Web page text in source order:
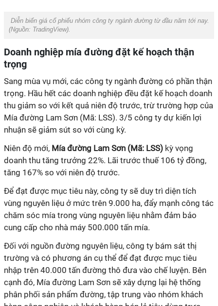
Diễn biến giá cổ phiếu nhóm công ty ngành đường từ đầu năm tới nay.
(Nguồn: TradingView).
Doanh nghiệp mía đường đặt kế hoạch thận
trọng
Sang mùa vụ mới, các công ty ngành đường có phần thận
trọng. Hầu hết các doanh nghiệp đều đặt kế hoạch doanh
thu giảm so với kết quả niên độ trước, trừ trường hợp của
Mía đường Lam Sơn (Mã: LSS). 3/5 công ty dự kiến lợi
nhuận sẽ giảm sút so với cùng kỳ.
Niên độ mới, Mía đường Lam Sơn (Mã: LSS) kỳ vọng
doanh thu tăng trưởng 22%. Lãi trước thuế 106 tỷ đồng,
tăng 167% so với niên độ trước.
Để đạt được mục tiêu này, công ty sẽ duy trì diện tích
vùng nguyên liệu ở mức trên 9.000 ha, đẩy mạnh công tác
chăm sóc mía trong vùng nguyên liệu nhằm đảm bảo
cung cấp cho nhà máy 500.000 tấn mía.
Đối với nguồn đường nguyên liệu, công ty bám sát thị
trường và có phương án cụ thể để đạt được mục tiêu
nhập trên 40.000 tấn đường thô đưa vào chế luyện. Bên
cạnh đó, Mía đường Lam Sơn sẽ xây dựng lại hệ thống
phân phối sản phẩm đường, tập trung vào nhóm khách